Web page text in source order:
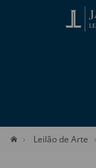
Leilão de Arte